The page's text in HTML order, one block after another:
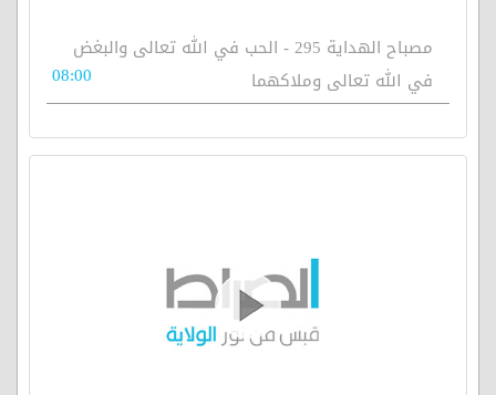
مصباح الهداية 295 - الحب في الله تعالى والبغض
في الله تعالى وملاكهما
08:00